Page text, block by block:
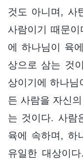
것도 아니며, 사
사람이기 때문
에 하나님이 육
상으로 삼는 것
상이기에 하나
든 사람을 자신
는 것이다. 사람
육에 속하며, 하
유일한 대상이